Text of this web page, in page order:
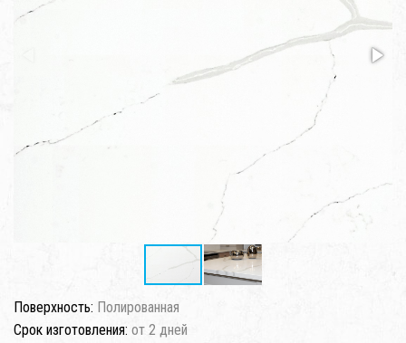
Поверхность: Полированная
Срок изготовления: от 2 дней